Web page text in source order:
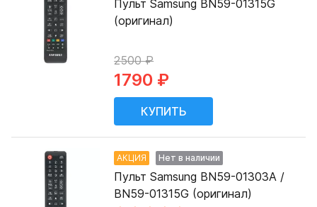
Пульт Samsung BN59-01315G
(оригинал)
2500 ₽
1790 ₽
АКЦИЯ Нет в наличии
Пульт Samsung BN59-01303A /
BN59-01315G (оригинал)